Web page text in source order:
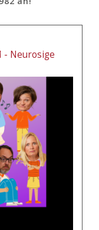
- Neurosige